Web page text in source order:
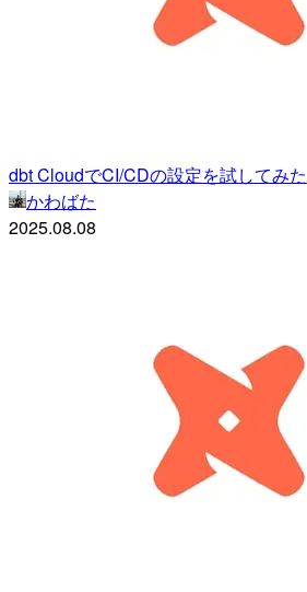
dbt CloudでCI/CDの設定を試してみた
かわばた
2025.08.08